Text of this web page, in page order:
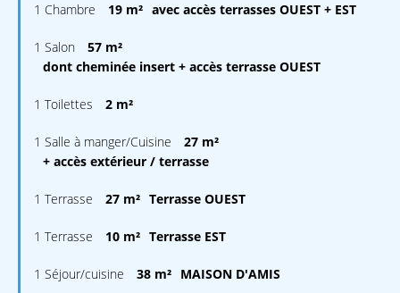
1 Chambre 19 m² avec accès terrasses OUEST + EST
1 Salon
57 m²
dont cheminée insert + accès terrasse OUEST
1 Toilettes 2 m²
1 Salle à manger/Cuisine
27 m²
+ accès extérieur / terrasse
1 Terrasse 27 m² Terrasse OUEST
1 Terrasse 10 m² Terrasse EST
1 Séjour/cuisine 38 m² MAISON D'AMIS